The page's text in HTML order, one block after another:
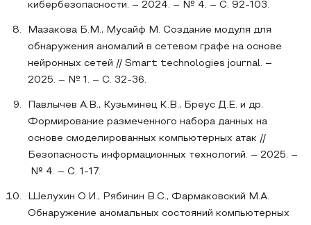
кибербезопасности. – 2024. – № 4. – С. 92-103.
Мазакова Б.М., Мусайф М. Создание модуля для
обнаружения аномалий в сетевом графе на основе
нейронных сетей // Smart technologies journal. –
2025. – № 1. – С. 32-36.
Павлычев А.В., Кузьминец К.В., Бреус Д.Е. и др.
Формирование размеченного набора данных на
основе смоделированных компьютерных атак //
Безопасность информационных технологий. – 2025. –
№ 4. – С. 1-17.
Шелухин О.И., Рябинин В.С., Фармаковский М.А.
Обнаружение аномальных состояний компьютерных